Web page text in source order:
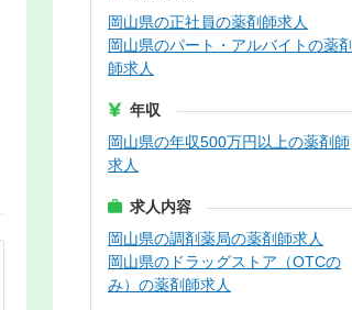
岡山県の正社員の薬剤師求人
岡山県のパート・アルバイトの薬剤
師求人
年収
岡山県の年収500万円以上の薬剤師
求人
求人内容
岡山県の調剤薬局の薬剤師求人
岡山県のドラッグストア（OTCの
み）の薬剤師求人